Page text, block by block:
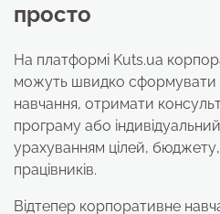
просто
На платформі Kuts.ua
можуть швидко сформувати
навчання, отримати
програму або
урахуванням цілей, бюджету,
працівників.
Відтепер корпоративне